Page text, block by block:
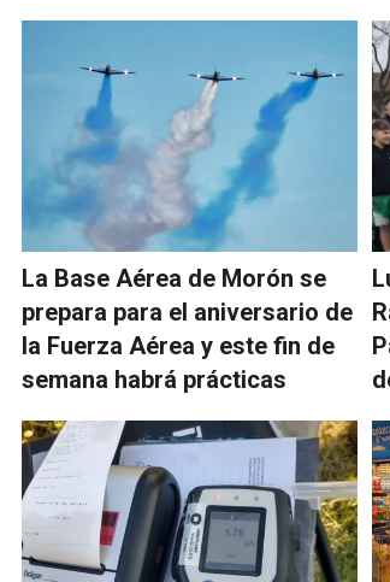
La Base Aérea de Morón se
prepara para el aniversario de
la Fuerza Aérea y este fin de
semana habrá prácticas